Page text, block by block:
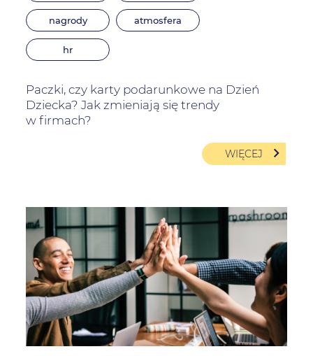
nagrody atmosfera
hr
Paczki, czy karty podarunkowe na Dzień
Dziecka? Jak zmieniają się trendy
w firmach?
WIĘCEJ